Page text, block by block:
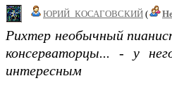
ЮРИЙ_КОСАГОВСКИЙ (
Рихтер необычный
консерваторцы... - у
интересным